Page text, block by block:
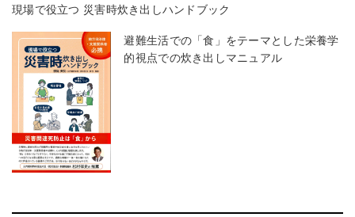
現場で役立つ 災害時炊き出しハンドブック
避難生活での「食」をテーマとした栄養学
的視点での炊き出しマニュアル